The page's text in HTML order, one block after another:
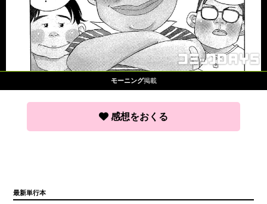
モーニング掲載
感想をおくる
最新単行本